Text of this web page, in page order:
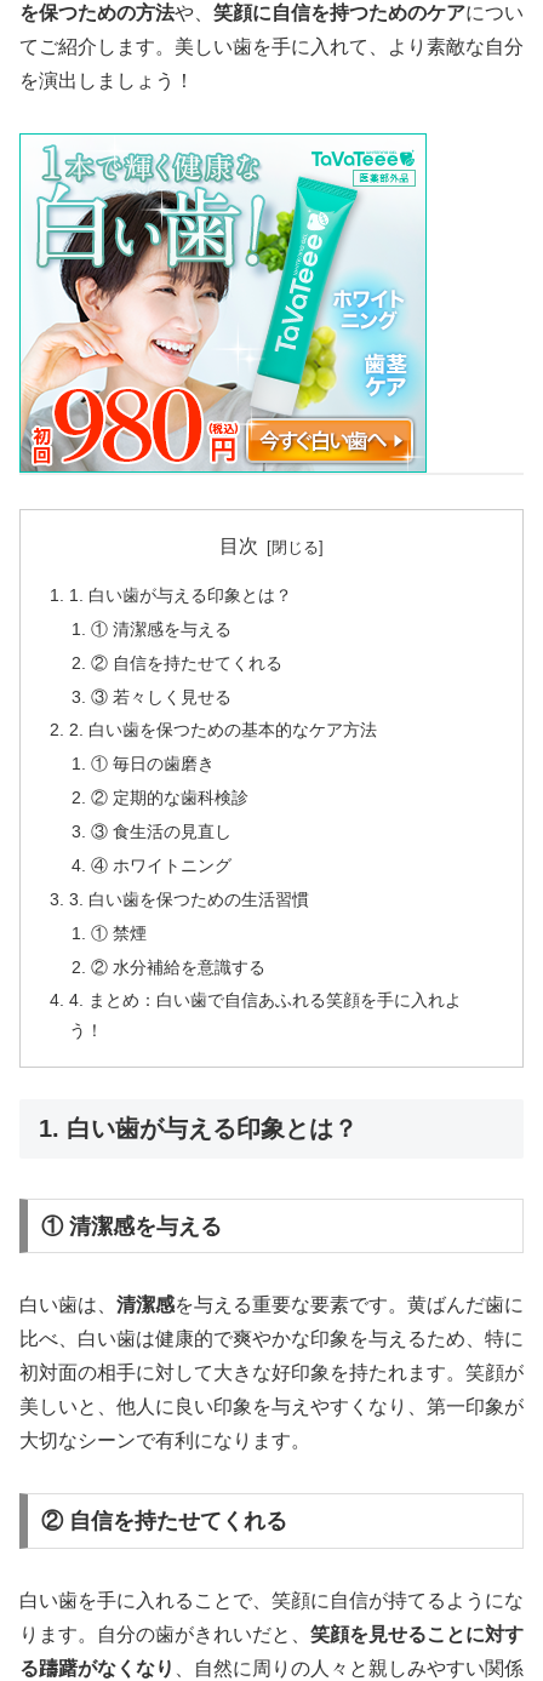
を保つための方法や、 笑顔に自信を持つためのケアについ
てご紹介します。美しい歯を手に入れて、より素敵な自分
を演出しましょう！
目次
1. 白い歯が与える印象とは？
① 清潔感を与える
② 自信を持たせてくれる
③ 若々しく見せる
2. 白い歯を保つための基本的なケア方法
① 毎日の歯磨き
② 定期的な歯科検診
③ 食生活の見直し
④ ホワイトニング
3. 白い歯を保つための生活習慣
① 禁煙
② 水分補給を意識する
4. まとめ：白い歯で自信あふれる笑顔を手に入れよ
う！
1. 白い歯が与える印象とは？
① 清潔感を与える
白い歯は、 清潔感を与える重要な要素です。黄ばんだ歯に
比べ、白い歯は健康的で爽やかな印象を与えるため、特に
初対面の相手に対して大きな好印象を持たれます。笑顔が
美しいと、他人に良い印象を与えやすくなり、第一印象が
大切なシーンで有利になります。
② 自信を持たせてくれる
白い歯を手に入れることで、笑顔に自信が持てるようにな
ります。自分の歯がきれいだと、 笑顔を見せることに対す
る躊躇がなくなり
、自然に周りの人々と親しみやすい関係